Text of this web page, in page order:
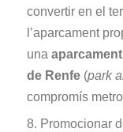
convertir en el
l’aparcament
una
de Renfe (park
compromís
8. Promocionar